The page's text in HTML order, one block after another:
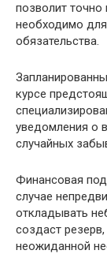
позволит точно
необходимо
обязательства.
курсе
уведомления о
случайных
Финансовая
случае
откладывать
создаст
неожиданной